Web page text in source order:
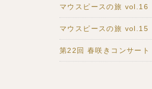
マウスピースの旅 vol.16
マウスピースの旅 vol.15
第22回 春咲きコンサート